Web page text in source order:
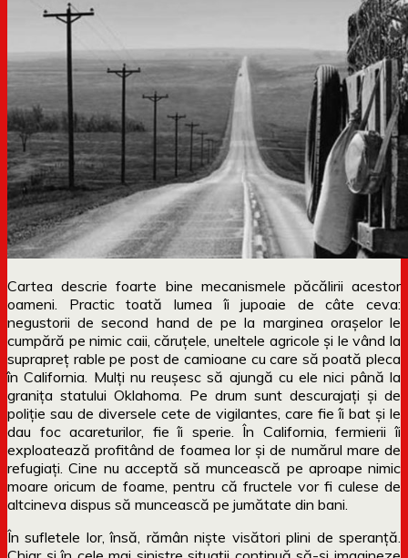
Cartea descrie foarte bine mecanismele păcălirii acestor
oameni. Practic toată lumea îi jupoaie de câte ceva:
negustorii de second hand de pe la marginea orașelor le
cumpără pe nimic caii, căruțele, uneltele agricole și le vând la
suprapreț rable pe post de camioane cu care să poată pleca
în California. Mulți nu reușesc să ajungă cu ele nici până la
granița statului Oklahoma. Pe drum sunt descurajați și de
poliție sau de diversele cete de vigilantes, care fie îi bat și le
dau foc acareturilor, fie îi sperie. În California, fermierii îi
exploatează profitând de foamea lor și de numărul mare de
refugiați. Cine nu acceptă să muncească pe aproape nimic
moare oricum de foame, pentru că fructele vor fi culese de
altcineva dispus să muncească pe jumătate din bani.
În sufletele lor, însă, rămân niște visători plini de speranță.